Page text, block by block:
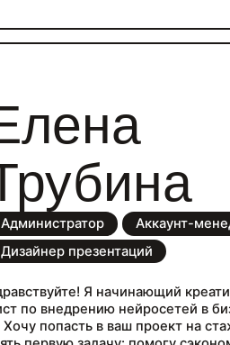
внимательность,
с большим и
Администратор
Аккаунт-
Дизайнер презентаций
Я начинающий
по внедрению нейросетей в
Хочу попасть в ваш проект на